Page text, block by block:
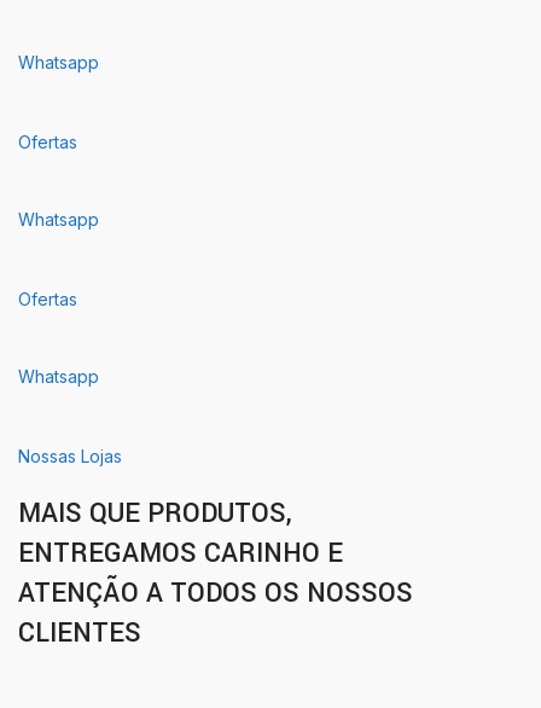
Whatsapp
Ofertas
Whatsapp
Ofertas
Whatsapp
Nossas Lojas
MAIS QUE PRODUTOS,
ENTREGAMOS CARINHO E
ATENÇÃO A TODOS OS NOSSOS
CLIENTES